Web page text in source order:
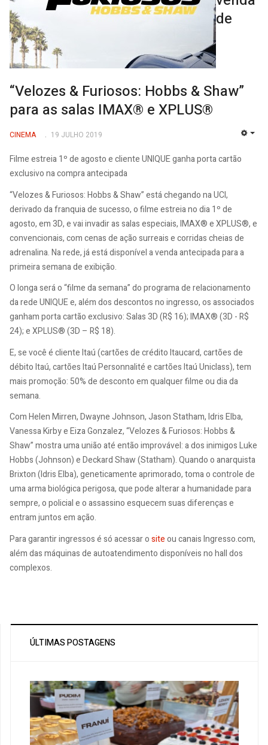
de
“Velozes & Furiosos: Hobbs & Shaw”
para as salas IMAX® e XPLUS®
CINEMA 19 JULHO 2019
Filme estreia 1º de agosto e cliente UNIQUE ganha porta cartão
exclusivo na compra antecipada
“Velozes & Furiosos: Hobbs & Shaw” está chegando na UCI,
derivado da franquia de sucesso, o filme estreia no dia 1º de
agosto, em 3D, e vai invadir as salas especiais, IMAX® e XPLUS®, e
convencionais, com cenas de ação surreais e corridas cheias de
adrenalina. Na rede, já está disponível a venda antecipada para a
primeira semana de exibição.
O longa será o “filme da semana” do programa de relacionamento
da rede UNIQUE e, além dos descontos no ingresso, os associados
ganham porta cartão exclusivo: Salas 3D (R$ 16); IMAX® (3D - R$
24); e XPLUS® (3D – R$ 18).
E, se você é cliente Itaú (cartões de crédito Itaucard, cartões de
débito Itaú, cartões Itaú Personnalité e cartões Itaú Uniclass), tem
mais promoção: 50% de desconto em qualquer filme ou dia da
semana.
Com Helen Mirren, Dwayne Johnson, Jason Statham, Idris Elba,
Vanessa Kirby e Eiza Gonzalez, “Velozes & Furiosos: Hobbs &
Shaw” mostra uma união até então improvável: a dos inimigos Luke
Hobbs (Johnson) e Deckard Shaw (Statham). Quando o anarquista
Brixton (Idris Elba), geneticamente aprimorado, toma o controle de
uma arma biológica perigosa, que pode alterar a humanidade para
sempre, o policial e o assassino esquecem suas diferenças e
entram juntos em ação.
Para garantir ingressos é só acessar ositeou canais Ingresso.com,
além das máquinas de autoatendimento disponíveis no hall dos
complexos.
ÚLTIMAS POSTAGENS